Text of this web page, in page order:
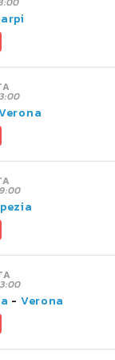
- Verona